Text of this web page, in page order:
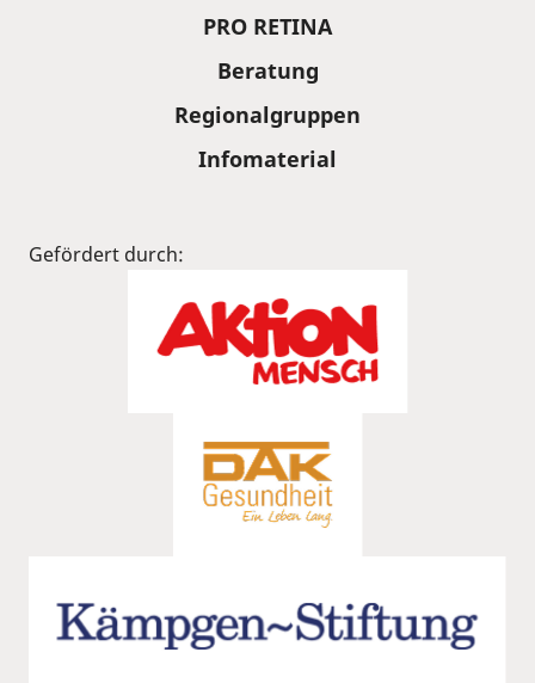
PRO RETINA
Beratung
Regionalgruppen
Infomaterial
Gefördert durch: